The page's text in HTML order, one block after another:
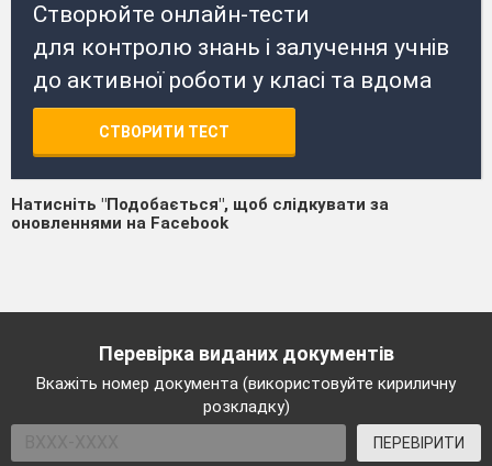
Створюйте онлайн-тести
для контролю знань і залучення учнів
до активної роботи у класі та вдома
СТВОРИТИ ТЕСТ
Натисніть "Подобається", щоб слідкувати за
оновленнями на Facebook
Перевірка виданих документів
Вкажіть номер документа (використовуйте кириличну
розкладку)
ПЕРЕВІРИТИ